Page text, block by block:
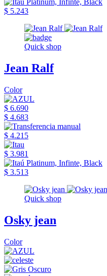
$ 5.243
Quick shop
Jean Ralf
Color
$ 6.690
$ 4.683
$ 4.215
$ 3.981
$ 3.513
Quick shop
Osky jean
Color